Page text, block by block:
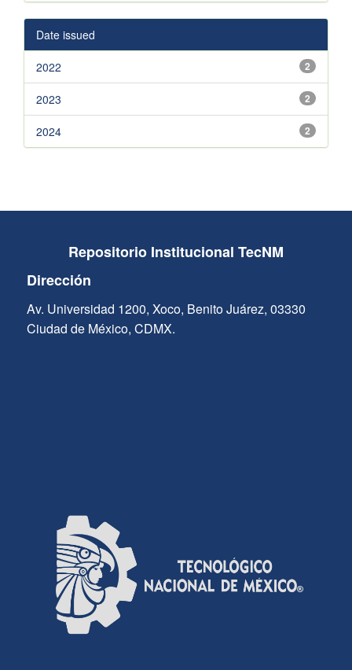
Date issued
2
2022
2
2023
2
2024
Repositorio Institucional TecNM
Dirección
Av. Universidad 1200, Xoco, Benito Juárez, 03330
Ciudad de México, CDMX.